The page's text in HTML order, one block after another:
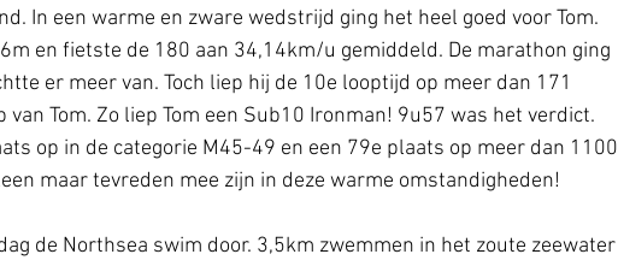
In een warme en zware wedstrijd ging het heel goed voor Tom.
en fietste de 180 aan 34,14km/u gemiddeld. De marathon ging
er meer van. Toch liep hij de 10e looptijd op meer dan 171
Tom. Zo liep Tom een Sub10 Ironman! 9u57 was het verdict.
op in de categorie M45-49 en een 79e plaats op meer dan 1100
maar tevreden mee zijn in deze warme omstandigheden!
de Northsea swim door. 3,5km zwemmen in het zoute zeewater